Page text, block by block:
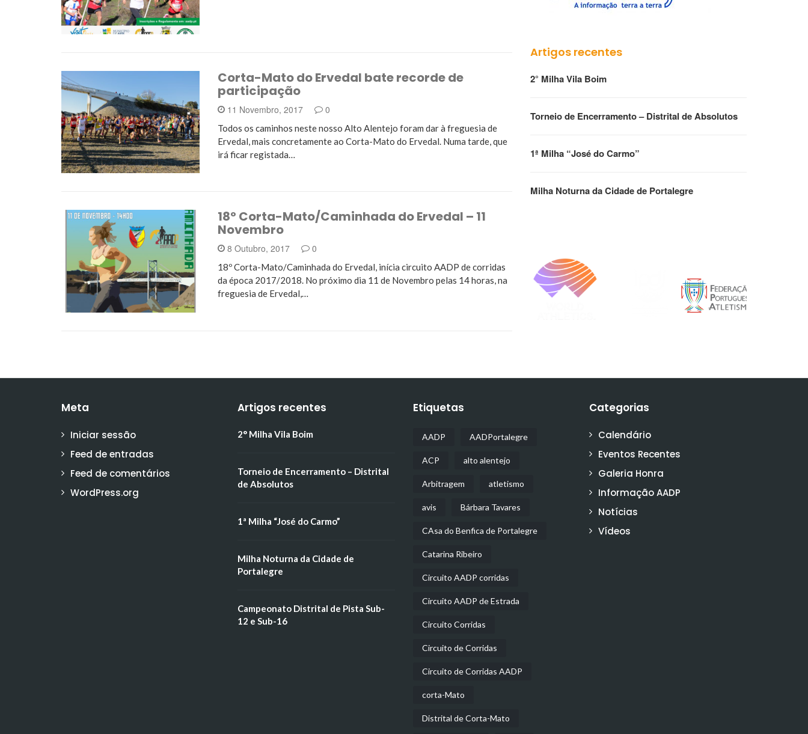
Corta-Mato do Ervedal bate recorde de
participação
11 Novembro, 2017 0
Todos os caminhos neste nosso Alto Alentejo foram dar à freguesia de
Ervedal, mais concretamente ao Corta-Mato do Ervedal. Numa tarde, que
irá ficar registada…
18º Corta-Mato/Caminhada do Ervedal – 11
Novembro
8 Outubro, 2017 0
18º Corta-Mato/Caminhada do Ervedal, inícia circuito AADP de corridas
da época 2017/2018. No próximo dia 11 de Novembro pelas 14 horas, na
freguesia de Ervedal,…
Artigos recentes
2° Milha Vila Boim
Torneio de Encerramento – Distrital de Absolutos
1ª Milha “José do Carmo”
Milha Noturna da Cidade de Portalegre
Meta
Iniciar sessão
Feed de entradas
Feed de comentários
WordPress.org
Artigos recentes
2° Milha Vila Boim
Torneio de Encerramento – Distrital
de Absolutos
1ª Milha “José do Carmo”
Milha Noturna da Cidade de
Portalegre
Campeonato Distrital de Pista Sub-
12 e Sub-16
Etiquetas
AADP AADPortalegre
ACP alto alentejo
Arbitragem atletismo
avis Bárbara Tavares
CAsa do Benfica de Portalegre
Catarina Ribeiro
Circuito AADP corridas
Circuito AADP de Estrada
Circuito Corridas
Circuito de Corridas
Circuito de Corridas AADP
corta-Mato
Distrital de Corta-Mato
Categorias
Calendário
Eventos Recentes
Galeria Honra
Informação AADP
Notícias
Vídeos